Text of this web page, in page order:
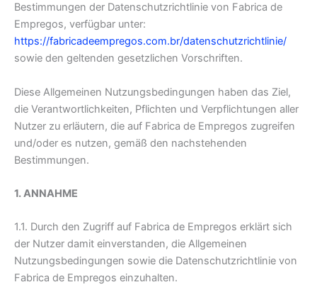
Bestimmungen der Datenschutzrichtlinie von Fabrica de
Empregos, verfügbar unter:
https://fabricadeempregos.com.br/datenschutzrichtlinie/
sowie den geltenden gesetzlichen Vorschriften.
Diese Allgemeinen Nutzungsbedingungen haben das Ziel,
die Verantwortlichkeiten, Pflichten und Verpflichtungen aller
Nutzer zu erläutern, die auf Fabrica de Empregos zugreifen
und/oder es nutzen, gemäß den nachstehenden
Bestimmungen.
1. ANNAHME
1.1. Durch den Zugriff auf Fabrica de Empregos erklärt sich
der Nutzer damit einverstanden, die Allgemeinen
Nutzungsbedingungen sowie die Datenschutzrichtlinie von
Fabrica de Empregos einzuhalten.